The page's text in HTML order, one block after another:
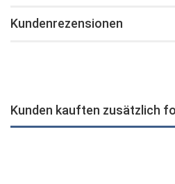
Kundenrezensionen
Kunden kauften zusätzlich